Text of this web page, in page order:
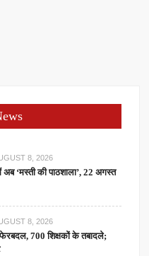
8, 2026
‘मस्ती की पाठशाला’, 22 अगस्त
8, 2026
फेरबदल, 700 शिक्षकों के तबादले;